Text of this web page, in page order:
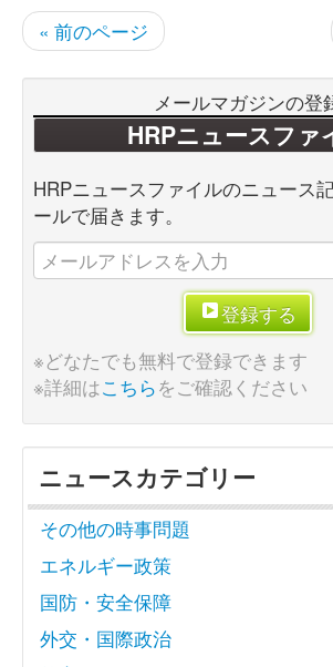
« 前のページ
メールマガジンの登
HRPニュースファ
HRPニュースファイルのニュース
ールで届きます。
登録する
※どなたでも無料で登録できます
※詳細はこちらをご確認ください
ニュースカテゴリー
その他の時事問題
エネルギー政策
国防・安全保障
外交・国際政治